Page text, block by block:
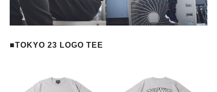
■TOKYO 23 LOGO TEE